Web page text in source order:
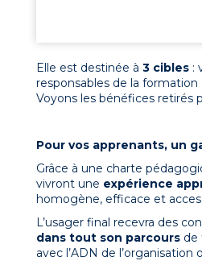
Elle est destinée à 3 cibles :
responsables de la
Voyons les bénéfices retirés
Pour vos apprenants, un
Grâce à une charte
vivront une expérience
homogène, efficace et
L’usager final recevra des
dans tout son parcours de
avec l’ADN de l’organisation